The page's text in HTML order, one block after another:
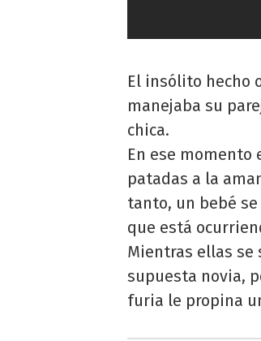
El insólito hecho
manejaba su
chica.
En ese momento
patadas a la
tanto, un bebé
que está
Mientras ellas se
supuesta novia,
furia le propina